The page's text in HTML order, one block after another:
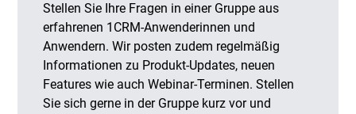
Stellen Sie Ihre Fragen in einer Gruppe aus
erfahrenen 1CRM-Anwenderinnen und
Anwendern. Wir posten zudem regelmäßig
Informationen zu Produkt-Updates, neuen
Features wie auch Webinar-Terminen. Stellen
Sie sich gerne in der Gruppe kurz vor und